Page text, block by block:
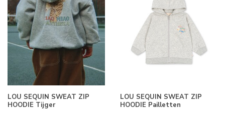
LOU SEQUIN SWEAT ZIP
HOODIE Tijger
LOU SEQUIN SWEAT ZIP
HOODIE Pailletten